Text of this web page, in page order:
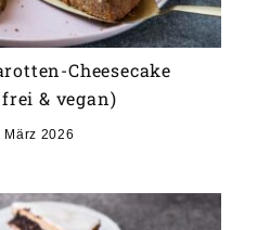
Cheesecake
& vegan)
März 2026